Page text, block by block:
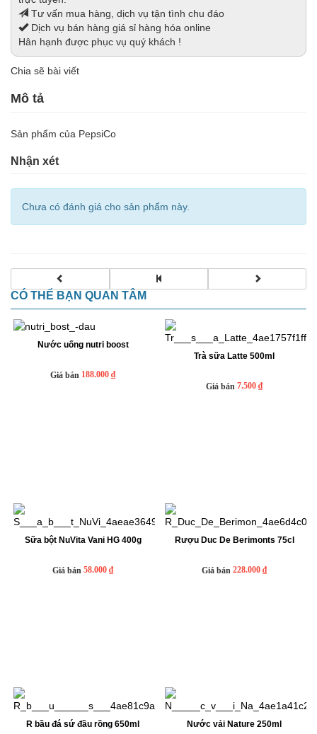
Tư vấn mua hàng, dịch vụ tận tình chu đáo
Dịch vụ bán hàng giá sỉ hàng hóa online
Hân hạnh được phục vụ quý khách !
Chia sẽ bài viết
Mô tả
Sản phẩm của PepsiCo
Nhận xét
Chưa có đánh giá cho sản phẩm này.
CÓ THỂ BẠN QUAN TÂM
Nước uống nutri boost
Giá bán 188.000 ₫
Trà sữa Latte 500ml
Giá bán 7.500 ₫
Sữa bột NuVita Vani HG 400g
Giá bán 58.000 ₫
Rượu Duc De Berimonts 75cl
Giá bán 228.000 ₫
R bầu đá sứ đầu rồng 650ml Nước vải Nature 250ml